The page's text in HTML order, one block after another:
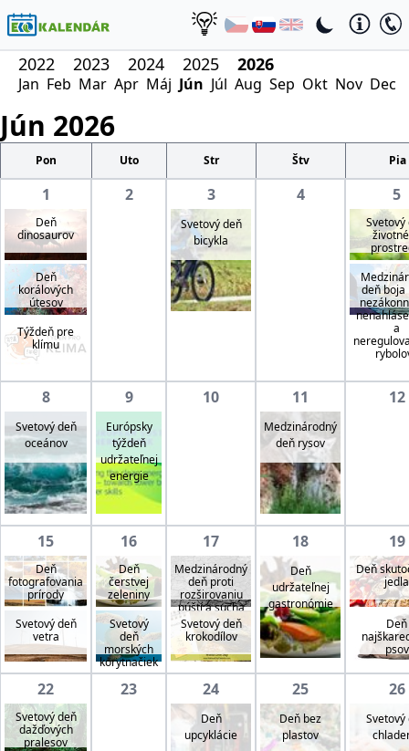
2022 2023 2024 2025 2026
Jan Feb Mar Apr Máj Jún Júl Aug Sep Okt Nov Dec
Jún 2026
Pon Uto Str Štv Pia
1
Deň
dinosaurov
Deň
korálových
útesov
Týždeň pre
klímu
2 3
Svetový deň
bicykla
4 5
Svetový
deň boja
a
8
Svetový deň
oceánov
9
Európsky
týždeň
udržateľnej
energie
10 11
Medzinárodný
deň rysov
12
15
Deň
fotografovania
prírody
Svetový deň
vetra
16
Deň
čerstvej
zeleniny
Svetový
deň
morských
korytnačiek
17
Medzinárodný
deň proti
rozširovaniu
púští a sucha
Svetový deň
krokodílov
18
Deň
udržateľnej
gastronómie
19
Deň
jedla
Deň
psov
22
Svetový deň
dažďových
pralesov
23 24
Deň
upcyklácie
25
Deň bez
plastov
26
Svetový